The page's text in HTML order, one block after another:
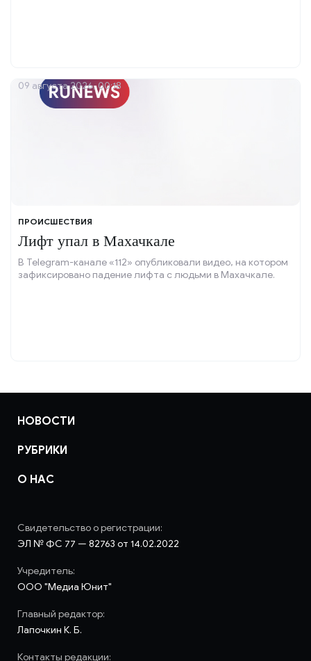
ПРОИСШЕСТВИЯ
Лифт упал в Махачкале
В Telegram-канале «112» опубликовали видео, на котором
зафиксировано падение лифта с людьми в Махачкале.
09 августа 2026, 00:18
НОВОСТИ
РУБРИКИ
О НАС
Свидетельство о регистрации:
ЭЛ № ФС 77 — 82763 от 14.02.2022
Учредитель:
ООО "Медиа Юнит"
Главный редактор:
Лапочкин К. Б.
Контакты редакции: